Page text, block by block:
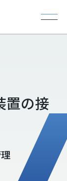
置の接